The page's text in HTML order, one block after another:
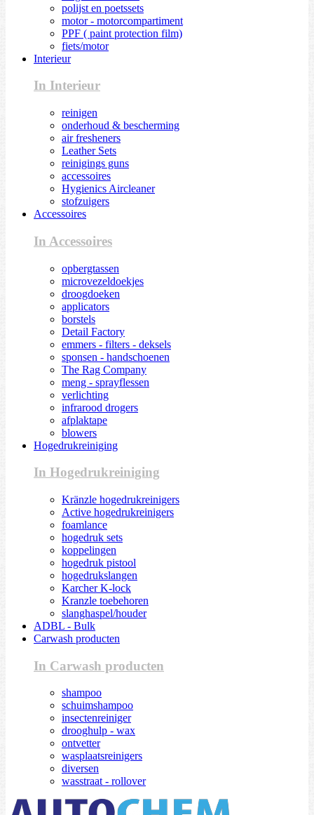
polijst en poetssets
motor - motorcompartiment
PPF ( paint protection film)
fiets/motor
Interieur
In Interieur
reinigen
onderhoud & bescherming
air fresheners
Leather Sets
reinigings guns
accessoires
Hygienics Aircleaner
stofzuigers
Accessoires
In Accessoires
opbergtassen
microvezeldoekjes
droogdoeken
applicators
borstels
Detail Factory
emmers - filters - deksels
sponsen - handschoenen
The Rag Company
meng - sprayflessen
verlichting
infrarood drogers
afplaktape
blowers
Hogedrukreiniging
In Hogedrukreiniging
Kränzle hogedrukreinigers
Active hogedrukreinigers
foamlance
hogedruk sets
koppelingen
hogedruk pistool
hogedrukslangen
Karcher K-lock
Kranzle toebehoren
slanghaspel/houder
ADBL - Bulk
Carwash producten
In Carwash producten
shampoo
schuimshampoo
insectenreiniger
drooghulp - wax
ontvetter
wasplaatsreinigers
diversen
wasstraat - rollover